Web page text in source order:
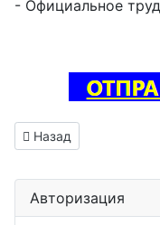
- Официальное
Предыдущий:
Назад
Авторизация